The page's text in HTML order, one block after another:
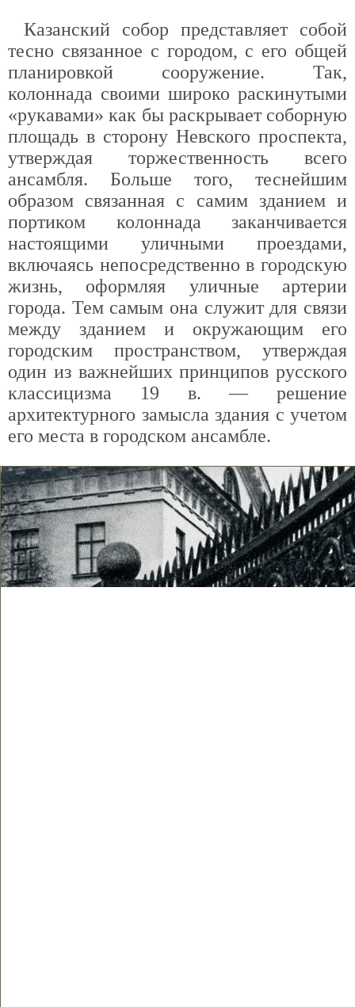
Казанский собор представляет собой
тесно связанное с городом, с его общей
планировкой сооружение. Так,
колоннада своими широко раскинутыми
«рукавами» как бы раскрывает соборную
площадь в сторону Невского проспекта,
утверждая торжественность всего
ансамбля. Больше того, теснейшим
образом связанная с самим зданием и
портиком колоннада заканчивается
настоящими уличными проездами,
включаясь непосредственно в городскую
жизнь, оформляя уличные артерии
города. Тем самым она служит для связи
между зданием и окружающим его
городским пространством, утверждая
один из важнейших принципов русского
классицизма 19 в. — решение
архитектурного замысла здания с учетом
его места в городском ансамбле.